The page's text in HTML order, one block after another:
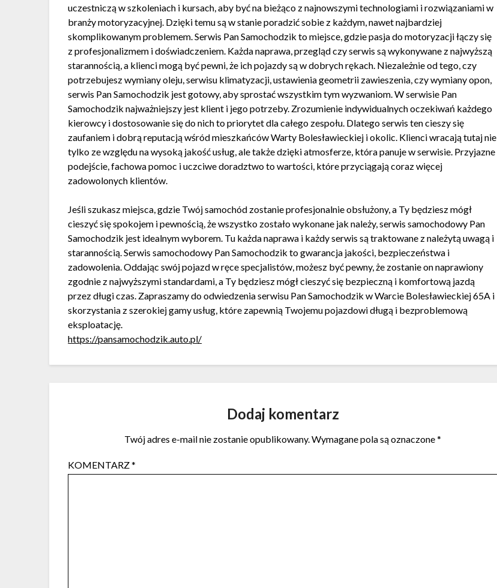
uczestniczą w szkoleniach i kursach, aby być na bieżąco z najnowszymi technologiami i rozwiązaniami w
branży motoryzacyjnej. Dzięki temu są w stanie poradzić sobie z każdym, nawet najbardziej
skomplikowanym problemem. Serwis Pan Samochodzik to miejsce, gdzie pasja do motoryzacji łączy się
z profesjonalizmem i doświadczeniem. Każda naprawa, przegląd czy serwis są wykonywane z najwyższą
starannością, a klienci mogą być pewni, że ich pojazdy są w dobrych rękach. Niezależnie od tego, czy
potrzebujesz wymiany oleju, serwisu klimatyzacji, ustawienia geometrii zawieszenia, czy wymiany opon,
serwis Pan Samochodzik jest gotowy, aby sprostać wszystkim tym wyzwaniom. W serwisie Pan
Samochodzik najważniejszy jest klient i jego potrzeby. Zrozumienie indywidualnych oczekiwań każdego
kierowcy i dostosowanie się do nich to priorytet dla całego zespołu. Dlatego serwis ten cieszy się
zaufaniem i dobrą reputacją wśród mieszkańców Warty Bolesławieckiej i okolic. Klienci wracają tutaj nie
tylko ze względu na wysoką jakość usług, ale także dzięki atmosferze, która panuje w serwisie. Przyjazne
podejście, fachowa pomoc i uczciwe doradztwo to wartości, które przyciągają coraz więcej
zadowolonych klientów.
Jeśli szukasz miejsca, gdzie Twój samochód zostanie profesjonalnie obsłużony, a Ty będziesz mógł
cieszyć się spokojem i pewnością, że wszystko zostało wykonane jak należy, serwis samochodowy Pan
Samochodzik jest idealnym wyborem. Tu każda naprawa i każdy serwis są traktowane z należytą uwagą i
starannością. Serwis samochodowy Pan Samochodzik to gwarancja jakości, bezpieczeństwa i
zadowolenia. Oddając swój pojazd w ręce specjalistów, możesz być pewny, że zostanie on naprawiony
zgodnie z najwyższymi standardami, a Ty będziesz mógł cieszyć się bezpieczną i komfortową jazdą
przez długi czas. Zapraszamy do odwiedzenia serwisu Pan Samochodzik w Warcie Bolesławieckiej 65A i
skorzystania z szerokiej gamy usług, które zapewnią Twojemu pojazdowi długą i bezproblemową
eksploatację.
https://pansamochodzik.auto.pl/
Dodaj komentarz
Twój adres e-mail nie zostanie opublikowany. Wymagane pola są oznaczone*
KOMENTARZ*